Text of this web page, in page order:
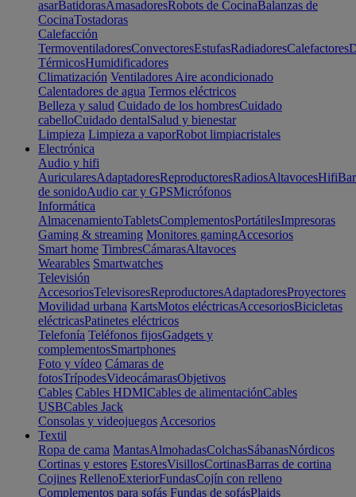
asarBatidorasAmasadoresRobots de CocinaBalanzas de
CocinaTostadoras
Calefacción
TermoventiladoresConvectoresEstufasRadiadoresCalefactores
TérmicosHumidificadores
Climatización Ventiladores Aire acondicionado
Calentadores de agua Termos eléctricos
Belleza y salud Cuidado de los hombresCuidado
cabelloCuidado dentalSalud y bienestar
Limpieza Limpieza a vaporRobot limpiacristales
Electrónica
Audio y hifi
AuricularesAdaptadoresReproductoresRadiosAltavocesHifi
de sonidoAudio car y GPSMicrófonos
Informática
AlmacenamientoTabletsComplementosPortátilesImpresoras
Gaming & streaming Monitores gamingAccesorios
Smart home TimbresCámarasAltavoces
Wearables Smartwatches
Televisión
AccesoriosTelevisoresReproductoresAdaptadoresProyectores
Movilidad urbana KartsMotos eléctricasAccesoriosBicicletas
eléctricasPatinetes eléctricos
Telefonía Teléfonos fijosGadgets y
complementosSmartphones
Foto y vídeo Cámaras de
fotosTrípodesVideocámarasObjetivos
Cables Cables HDMICables de alimentaciónCables
USBCables Jack
Consolas y videojuegos Accesorios
Textil
Ropa de cama MantasAlmohadasColchasSábanasNórdicos
Cortinas y estores EstoresVisillosCortinasBarras de cortina
Cojines RellenoExteriorFundasCojín con relleno
Complementos para sofás Fundas de sofásPlaids